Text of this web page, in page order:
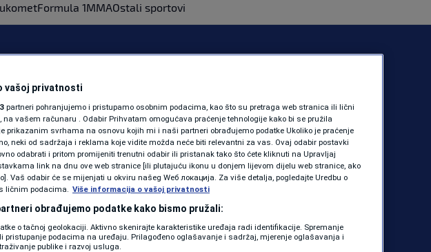
ZDRAVLJE
SHOWBIZ
KOLUMNE
PODCAST
N1 SPECIJAL
FENOMENI
NEISTRAŽENO
Formula 1MMAOstali sportovi
poštujemo, nikoga
20:47 | KOŠARKA | 0 komentara
Više
vašoj privatnosti
partneri pohranjujemo i pristupamo osobnim podacima, kao što su pretraga web stranica ili lični
na vašem računaru . Odabir Prihvatam omogućava praćenje tehnologije kako bi se pružila
prikazanim svrhama na osnovu kojih mi i naši partneri obrađujemo podatke Ukoliko je praćenje
neki od sadržaja i reklama koje vidite možda neće biti relevantni za vas. Ovaj odabir postavki
odabrati i pritom promijeniti trenutni odabir ili pristanak tako što ćete kliknuti na Upravljaj
link na dnu ove web stranice [ili plutajuću ikonu u donjem lijevom dijelu web stranice, ako
Vaš odabir će se mijenjati u okviru našeg Wеб локација. Za više detalja, pogledajte Uredbu o
ličnim podacima. Više informacija o vašoj privatnosti
obrađujemo podatke kako bismo pružali:
o tačnoj geolokaciji. Aktivno skenirajte karakteristike uređaja radi identifikacije. Spremanje
pristupanje podacima na uređaju. Prilagođeno oglašavanje i sadržaj, mjerenje oglašavanja i
publike i razvoj usluga.